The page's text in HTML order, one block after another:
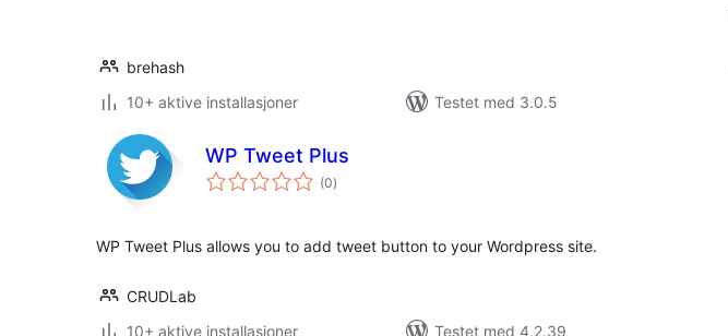
brehash
10+ aktive installasjoner
Testet med 3.0.5
WP Tweet Plus
(0totale
vurderinger
)
WP Tweet Plus allows you to add tweet button to your Wordpress site.
CRUDLab
10+ aktive installasjoner
Testet med 4.2.39